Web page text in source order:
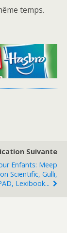
temps.
Suivante
Enfants: Meep
Scientific, Gulli,
Lexibook...